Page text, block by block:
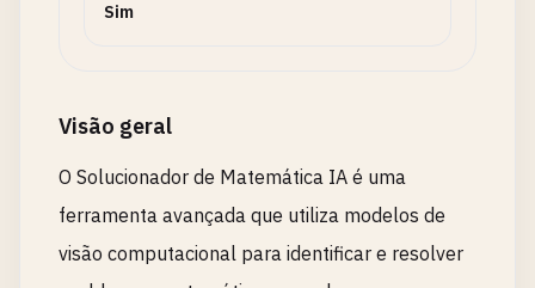
Sim
Visão geral
O Solucionador de Matemática IA é uma
ferramenta avançada que utiliza modelos de
visão computacional para identificar e resolver